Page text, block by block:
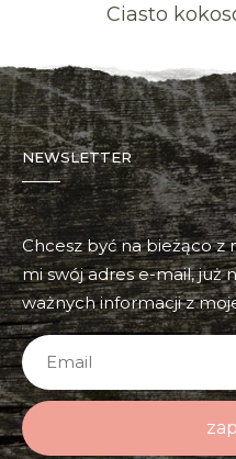
Ciasto
NEWSLETTER
Chcesz być na bieżąco z
mi swój adres e-mail, już
ważnych informacji z